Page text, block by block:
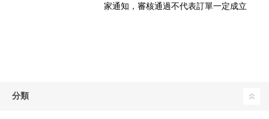
家通知，審核通過不代表訂單一定成立
分類